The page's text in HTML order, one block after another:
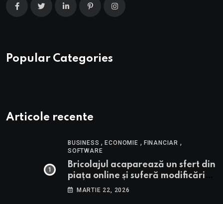
Popular Categories
Articole recente
BUSINESS ,ECONOMIE , FINANCIAR ,
SOFTWARE
Bricolajul acaparează un sfert din
piața online și suferă modificări
de preț prin prisma conflicului din
MARTIE 22, 2026